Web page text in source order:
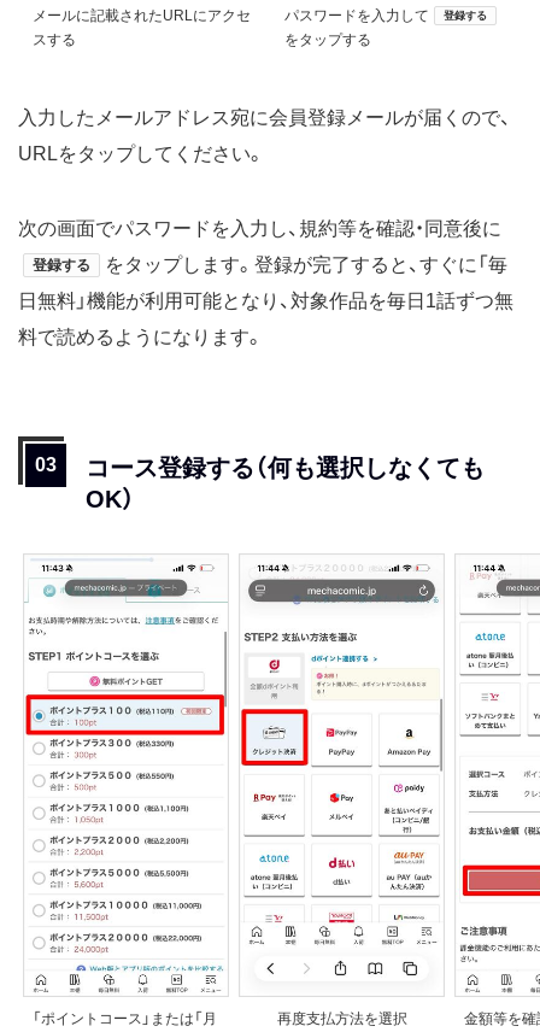
メールに記載されたURLにアクセ
スする
パスワードを入力して 登録する
をタップする
入力したメールアドレス宛に会員登録メールが届くので、
URLをタップしてください。
次の画面でパスワードを入力し、規約等を確認・同意後に
登録する
をタップします。登録が完了すると、すぐに「毎
日無料」機能が利用可能となり、対象作品を毎日1話ずつ無
料で読めるようになります。
コース登録する（何も選択しなくても
OK）
「ポイントコース」または「月
再度支払方法を選択
金額等を確